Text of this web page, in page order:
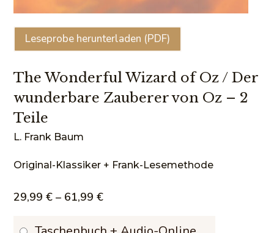
Leseprobe herunterladen (PDF)
The Wonderful Wizard of Oz / Der
wunderbare Zauberer von Oz – 2
Teile
L. Frank Baum
Original-Klassiker + Frank-Lesemethode
29,99€ – 61,99€Preisspanne: